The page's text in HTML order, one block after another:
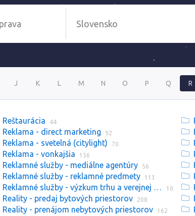
J K L M N O P Q R
Reštaurácia 44
Reklama - direct marketing 92
Reklama - svetelná (citylight) 70
Reklama - vonkajšia 156
Reklamné služby - mediálne agentúry 56
Reklamné služby - reklamné predmety 113
Reklamné služby - výzkum trhu a verejnej mienky 10
Reality - predaj bytových priestorov 208
Reality - prenájom nebytových priestorov 162